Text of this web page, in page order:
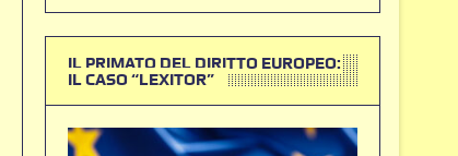
IL PRIMATO DEL DIRITTO EUROPEO:
IL CASO “LEXITOR”